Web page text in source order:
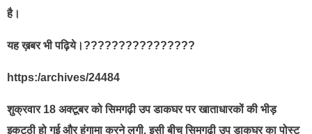
है।
यह ख़बर भी पढ़िये।????????????????
https:/archives/24484
शुक्रवार 18 अक्टूबर को सिमगढ़ी उप डाकघर पर खाताधारकों की भीड़
इकट्ठी हो गई और हंगामा करने लगी. इसी बीच सिमगढ़ी उप डाकघर का पोस्ट